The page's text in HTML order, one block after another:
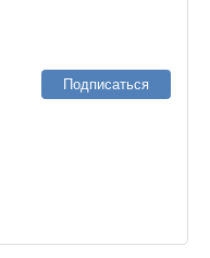
Подписаться